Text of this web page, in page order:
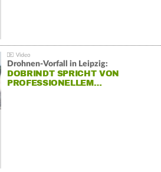
Drohnen-Vorfall in Leipzig:
DOBRINDT SPRICHT VON
PROFESSIONELLEM…